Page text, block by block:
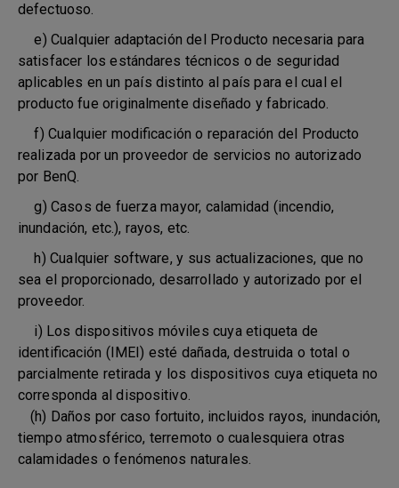
defectuoso.
e) Cualquier adaptación del Producto necesaria para
satisfacer los estándares técnicos o de seguridad
aplicables en un país distinto al país para el cual el
producto fue originalmente diseñado y fabricado.
f) Cualquier modificación o reparación del Producto
realizada por un proveedor de servicios no autorizado
por BenQ.
g) Casos de fuerza mayor, calamidad (incendio,
inundación, etc.), rayos, etc.
h) Cualquier software, y sus actualizaciones, que no
sea el proporcionado, desarrollado y autorizado por el
proveedor.
i) Los dispositivos móviles cuya etiqueta de
identificación (IMEI) esté dañada, destruida o total o
parcialmente retirada y los dispositivos cuya etiqueta no
corresponda al dispositivo.
(h) Daños por caso fortuito, incluidos rayos, inundación,
tiempo atmosférico, terremoto o cualesquiera otras
calamidades o fenómenos naturales.